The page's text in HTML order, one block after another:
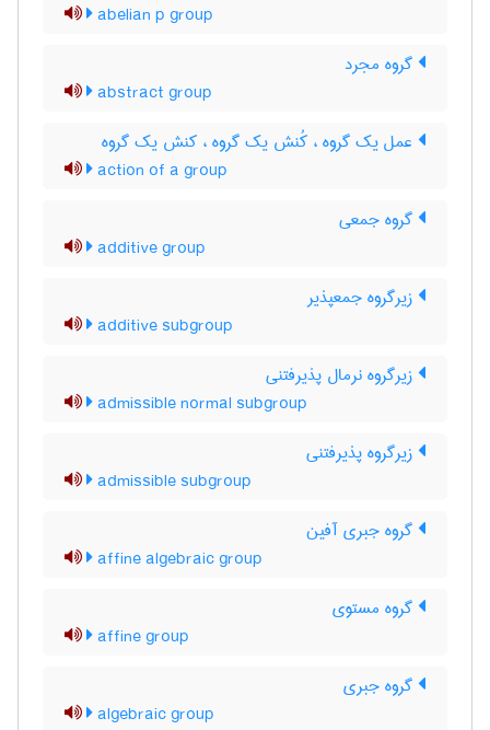
abelian p group
گروه مجرد
abstract group
عمل یک گروه ، کُنش یک گروه ، کنش یک گروه
action of a group
گروه جمعی
additive group
زیرگروه جمعپذیر
additive subgroup
زیرگروه نرمال پذیرفتنی
admissible normal subgroup
زیرگروه پذیرفتنی
admissible subgroup
گروه جبری آفین
affine algebraic group
گروه مستوی
affine group
گروه جبری
algebraic group